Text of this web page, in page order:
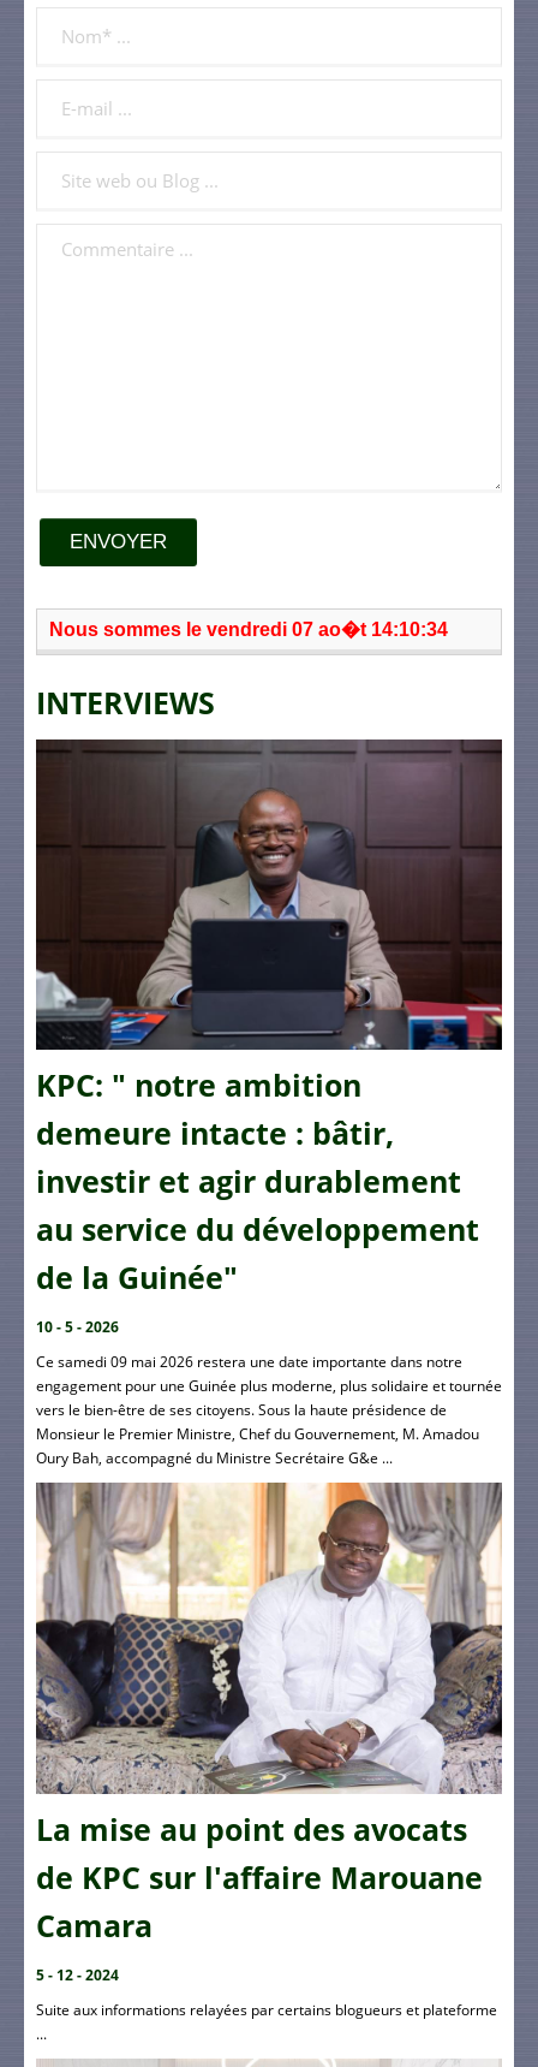
ENVOYER
Nous sommes le vendredi 07 ao�t 14:10:34
INTERVIEWS
KPC: " notre ambition
demeure intacte : bâtir,
investir et agir durablement
au service du développement
de la Guinée"
10 - 5 - 2026
Ce samedi 09 mai 2026 restera une date importante dans notre
engagement pour une Guinée plus moderne, plus solidaire et tournée
vers le bien-être de ses citoyens. Sous la haute présidence de
Monsieur le Premier Ministre, Chef du Gouvernement, M. Amadou
Oury Bah, accompagné du Ministre Secrétaire G&e ...
La mise au point des avocats
de KPC sur l'affaire Marouane
Camara
5 - 12 - 2024
Suite aux informations relayées par certains blogueurs et plateforme
...